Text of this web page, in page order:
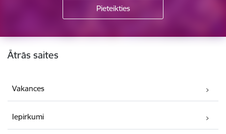
Kājene
Ātrās saites
Vakances
Iepirkumi